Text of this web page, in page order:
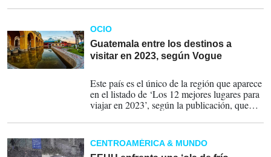
afirmó este lunes el jefe de la diplomacia de
la UE, Josep Borrell.
OCIO
Guatemala entre los destinos a
visitar en 2023, según Vogue
Este país es el único de la región que aparece
en el listado de ‘Los 12 mejores lugares para
viajar en 2023’, según la publicación, que
un panel de expertos.
CENTROAMÉRICA & MUNDO